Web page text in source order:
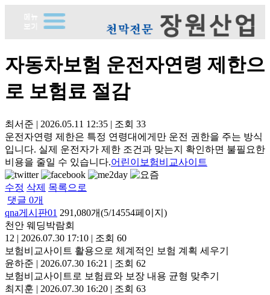
자동차보험 운전자연령 제한으
로 보험료 절감
최서준 | 2026.05.11 12:35 | 조회 33
운전자연령 제한은 특정 연령대에게만 운전 권한을 주는 방식
입니다. 실제 운전자가 제한 조건과 맞는지 확인하면 불필요한
비용을 줄일 수 있습니다.어린이보험비교사이트
수정 삭제 목록으로
댓글 0개
qna게시판01 291,080개(5/14554페이지)
천안 웨딩박람회
12 | 2026.07.30 17:10 | 조회 60
보험비교사이트 활용으로 체계적인 보험 계획 세우기
윤하준 | 2026.07.30 16:21 | 조회 62
보험비교사이트로 보험료와 보장 내용 균형 맞추기
최지훈 | 2026.07.30 16:20 | 조회 63